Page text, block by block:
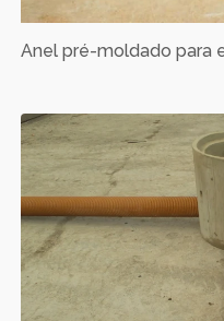
Anel pré-moldado para